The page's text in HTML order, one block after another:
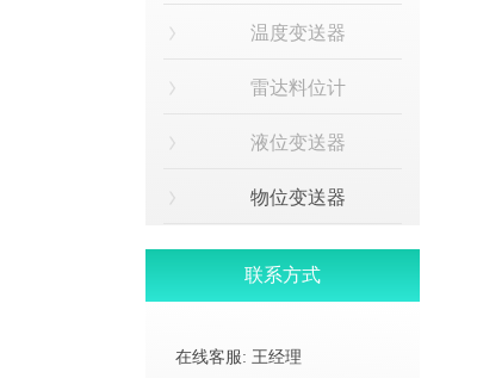
温度变送器
雷达料位计
液位变送器
物位变送器
联系方式
在线客服: 王经理